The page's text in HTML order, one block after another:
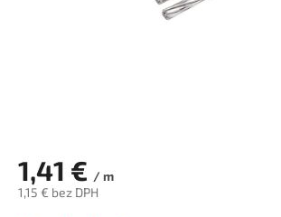
1,41 € / m
1,15 € bez DPH